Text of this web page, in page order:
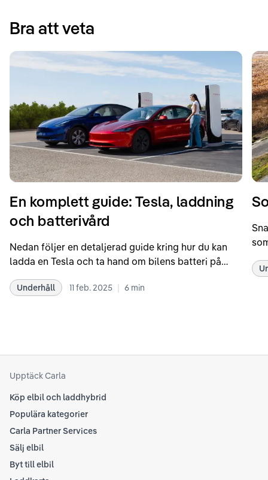
Bra att veta
En komplett guide: Tesla, laddning
och batterivård
Nedan följer en detaljerad guide kring hur du kan
ladda en Tesla och ta hand om bilens batteri på
rekommendationer samt våra egna erfarenheter
Underhåll 11 feb. 2025 | 6 min
att
Upptäck Carla
Köp elbil och laddhybrid
Populära kategorier
Carla Partner Services
Sälj elbil
Byt till elbil